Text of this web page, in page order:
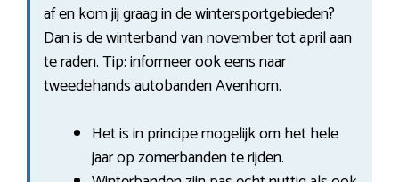
af en kom jij graag in de wintersportgebieden?
Dan is de winterband van november tot april aan
te raden. Tip: informeer ook eens naar
tweedehands autobanden Avenhorn.
Het is in principe mogelijk om het hele
jaar op zomerbanden te rijden.